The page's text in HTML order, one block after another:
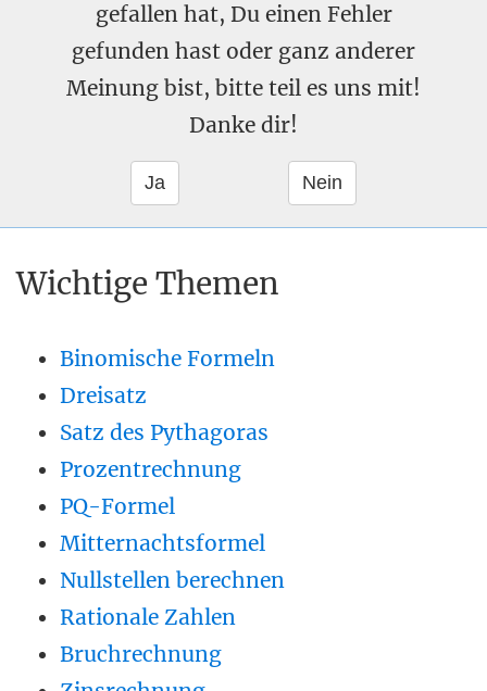
gefallen hat, Du einen Fehler
gefunden hast oder ganz anderer
Meinung bist, bitte teil es uns mit!
Danke dir!
Wichtige Themen
Binomische Formeln
Dreisatz
Satz des Pythagoras
Prozentrechnung
PQ-Formel
Mitternachtsformel
Nullstellen berechnen
Rationale Zahlen
Bruchrechnung